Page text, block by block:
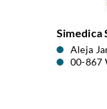
Simedica
Aleja
00-867